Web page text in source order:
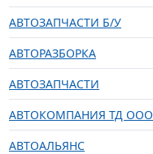
АВТОЗАПЧАСТИ Б/У
АВТОРАЗБОРКА
АВТОЗАПЧАСТИ
АВТОКОМПАНИЯ ТД ООО
АВТОАЛЬЯНС